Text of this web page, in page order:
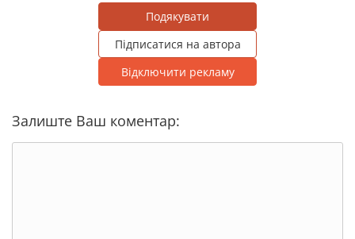
Подякувати
Підписатися на автора
Відключити рекламу
Залиште Ваш коментар: